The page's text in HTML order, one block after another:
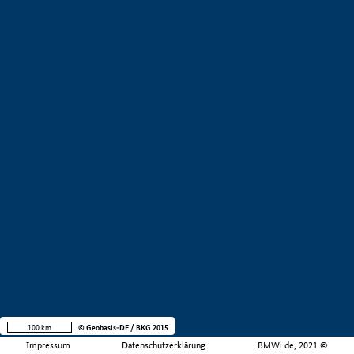
Impressum Datenschutzerklärung BMWi.de, 2021 ©
100 km © Geobasis-DE / BKG 2015